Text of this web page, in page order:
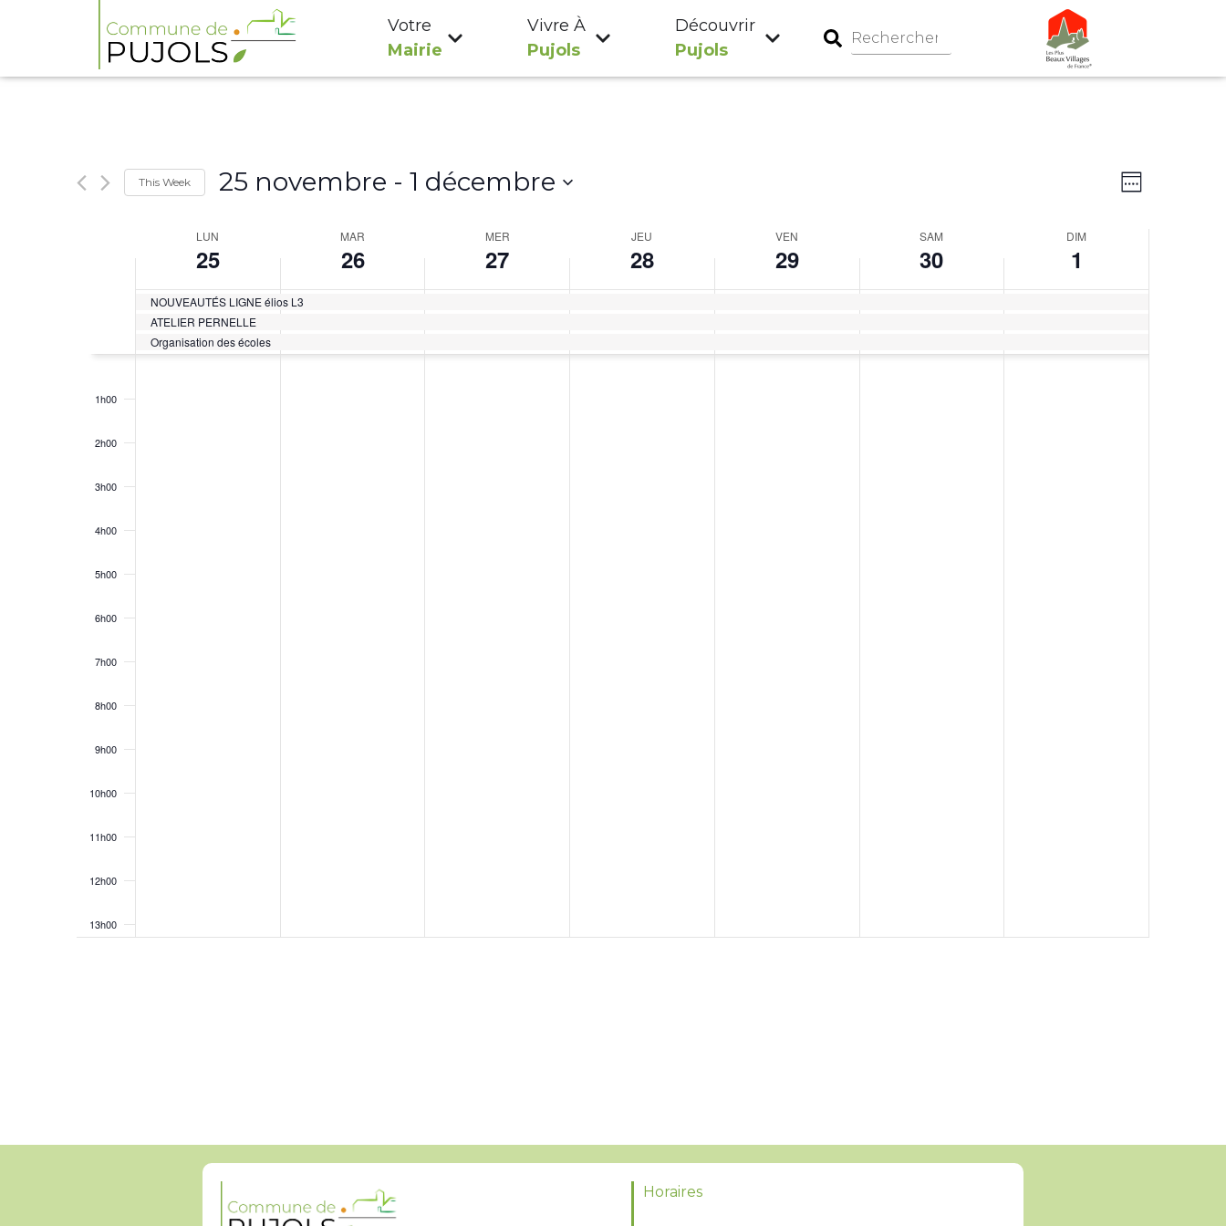
Votre
Mairie
Vivre À
Pujols
Découvrir
Pujols
Navigation
par
de
Week
This Week 25 novembre - 1 décembre
Évènements
LUN
25
MAR
26
MER
27
JEU
28
VEN
29
SAM
30
DIM
1
NOUVEAUTÉS LIGNE élios L3
ATELIER PERNELLE
Organisation des écoles
1h00
2h00
3h00
4h00
5h00
6h00
7h00
8h00
9h00
10h00
11h00
12h00
13h00
18h00
Horaires